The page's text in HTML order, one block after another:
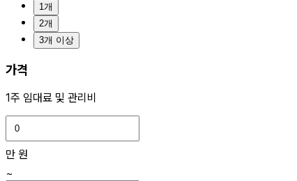
1개
2개
3개 이상
가격
1주 임대료 및 관리비
만 원
~